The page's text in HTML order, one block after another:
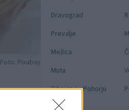
Foto: Pixabay
Dravograd
Prevalje
Mežica
Muta
Ribnica na Pohorju